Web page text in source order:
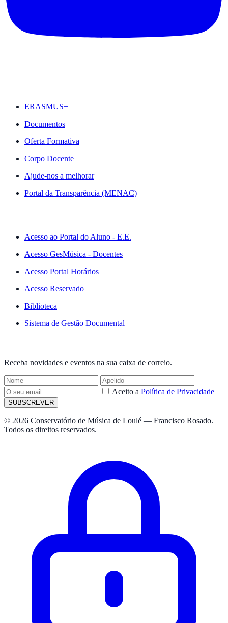
ERASMUS+
Documentos
Oferta Formativa
Corpo Docente
Ajude-nos a melhorar
Portal da Transparência (MENAC)
Acesso ao Portal do Aluno - E.E.
Acesso GesMúsica - Docentes
Acesso Portal Horários
Acesso Reservado
Biblioteca
Sistema de Gestão Documental
Receba novidades e eventos na sua caixa de correio.
Aceito a Política de Privacidade
SUBSCREVER
© 2026 Conservatório de Música de Loulé — Francisco Rosado.
Todos os direitos reservados.